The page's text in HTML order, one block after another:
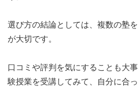
選び方の結論としては、複数の塾
が大切です。
口コミや評判を気にすることも大事
験授業を受講してみて、自分に合